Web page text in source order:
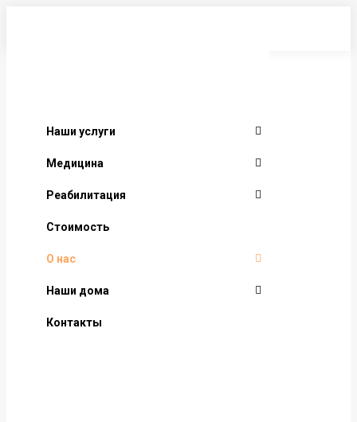
Наши услуги
Медицина
Реабилитация
Стоимость
О нас
Наши дома
Контакты